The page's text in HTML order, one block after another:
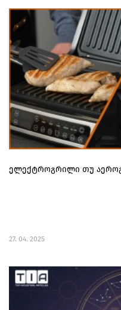
ელექტროგრილი თუ
27. 04. 2025